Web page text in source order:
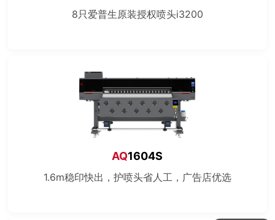
8只爱普生原装授权喷头i3200
AQ1604S
1.6m稳印快出，护喷头省人工，广告店优选